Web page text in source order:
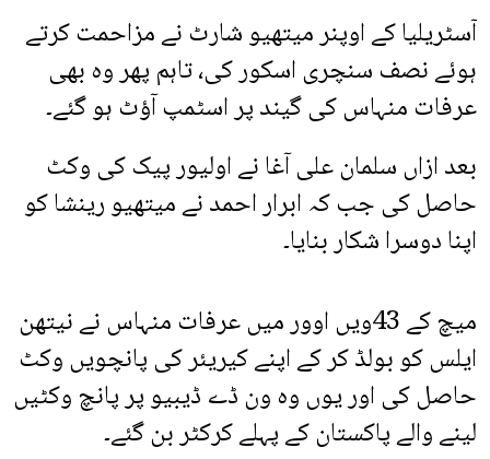
آسٹریلیا کے اوپنر میتھیو شارٹ نے مزاحمت کرتے
ہوئے نصف سنچری اسکور کی، تاہم پھر وہ بھی
عرفات منہاس کی گیند پر اسٹمپ آؤٹ ہو گئے۔
بعد ازاں سلمان علی آغا نے اولیور پیک کی وکٹ
حاصل کی جب کہ ابرار احمد نے میتھیو رینشا کو
اپنا دوسرا شکار بنایا۔
میچ کے 43ویں اوور میں عرفات منہاس نے نیتھن
ایلس کو بولڈ کر کے اپنے کیریئر کی پانچویں وکٹ
حاصل کی اور یوں وہ ون ڈے ڈیبیو پر پانچ وکٹیں
لینے والے پاکستان کے پہلے کرکٹر بن گئے۔